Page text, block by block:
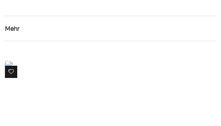
Mehr
0